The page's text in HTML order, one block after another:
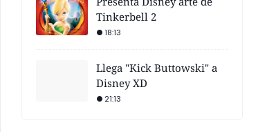
Tinkerbell 2
18:13
Llega "Kick Buttowski" a
Disney XD
21:13